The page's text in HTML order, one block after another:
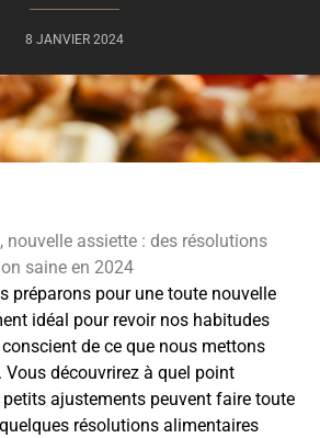
8 JANVIER 2024
nouvelle assiette : des résolutions
saine en 2024
préparons pour une toute nouvelle
idéal pour revoir nos habitudes
de ce que nous mettons
découvrirez à quel point
ajustements peuvent faire toute
résolutions alimentaires